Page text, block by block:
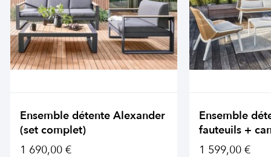
Ensemble détente Alexander
(set complet)
1 690,00 €
Ensemble
fauteuils +
1 599,00 €